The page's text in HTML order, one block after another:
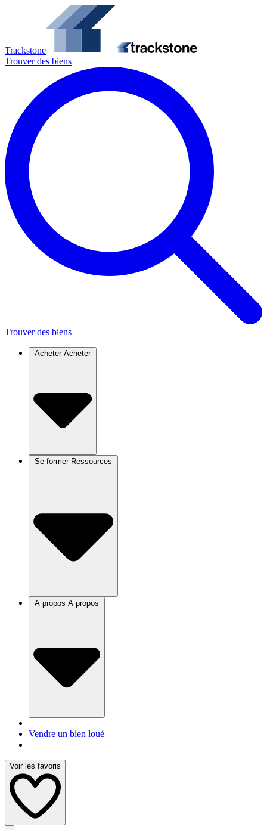
Trackstone
Trouver des biens
Trouver des biens
Acheter Acheter
Se former
A propos
Vendre un bien loué
Voir les favoris